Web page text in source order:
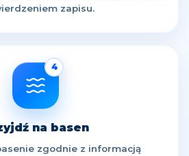
zapisu.
4
na basen
zgodnie z informacją